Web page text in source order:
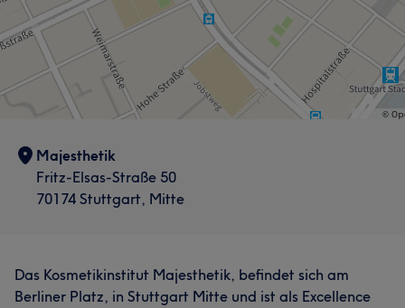
Majesthetik
Fritz-Elsas-Straße 50
70174 Stuttgart, Mitte
Das Kosmetikinstitut Majesthetik, befindet sich am
Berliner Platz, in Stuttgart Mitte und ist als Excellence